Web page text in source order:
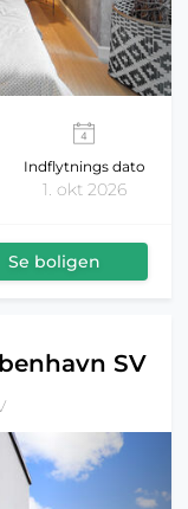
Indflytnings dato
1. okt 2026
Se boligen
SV